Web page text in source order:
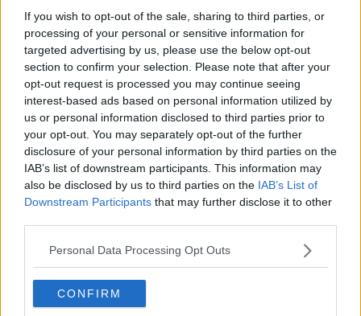
If you wish to opt-out of the sale, sharing to third parties, or
processing of your personal or sensitive information for
targeted advertising by us, please use the below opt-out
section to confirm your selection. Please note that after your
opt-out request is processed you may continue seeing
interest-based ads based on personal information utilized by
us or personal information disclosed to third parties prior to
your opt-out. You may separately opt-out of the further
disclosure of your personal information by third parties on the
IAB’s list of downstream participants. This information may
also be disclosed by us to third parties on the IAB’s List of
Downstream Participants that may further disclose it to other
Personal Data Processing Opt Outs
CONFIRM
Ecco l'elenco dei prezzi del carburante in provincia di
Grosseto. Comune per comune gli impianti più economici
dove fare rifornimento.
PROVINCIA DI GROSSETO —Questi i prezzi dei carburanti
rilevati al giorno 16 May 2026dalMinistero dello sviluppo
economico